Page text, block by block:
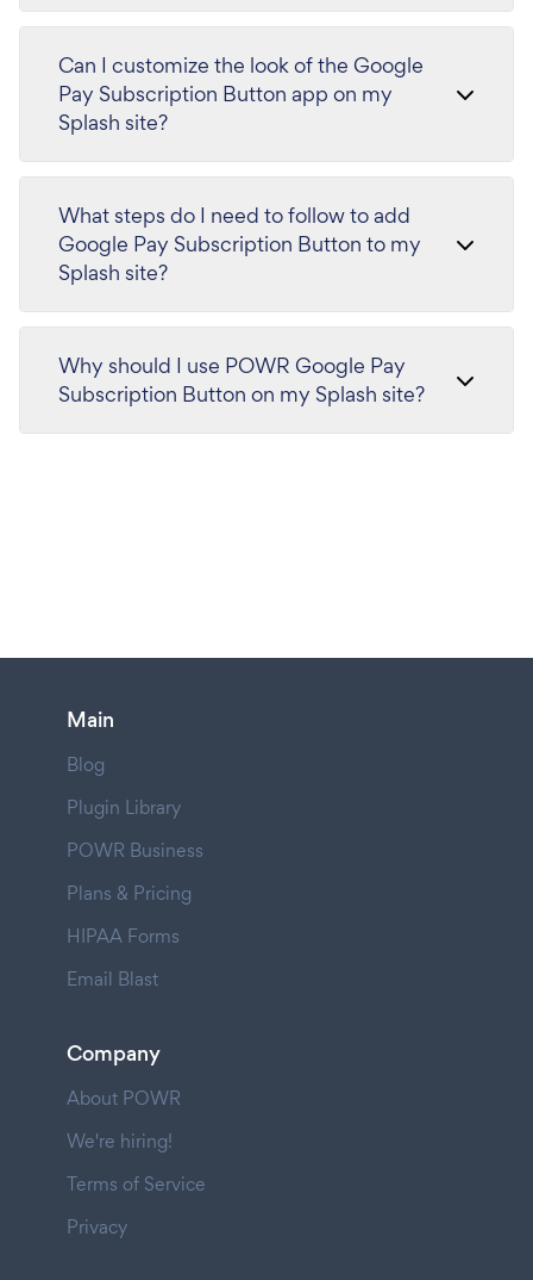
Can I customize the look of the Google
Pay Subscription Button app on my
Splash site?
What steps do I need to follow to add
Google Pay Subscription Button to my
Splash site?
Why should I use POWR Google Pay
Subscription Button on my Splash site?
Main
Blog
Plugin Library
POWR Business
Plans & Pricing
HIPAA Forms
Email Blast
Company
About POWR
We're hiring!
Terms of Service
Privacy